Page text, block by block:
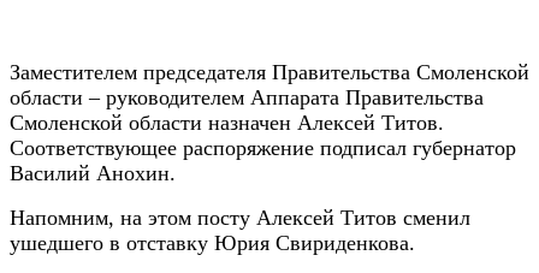
Заместителем председателя Правительства Смоленской
области – руководителем Аппарата Правительства
Смоленской области назначен Алексей Титов.
Соответствующее распоряжение подписал губернатор
Василий Анохин.
Напомним, на этом посту Алексей Титов сменил
ушедшего в отставку Юрия Свириденкова.